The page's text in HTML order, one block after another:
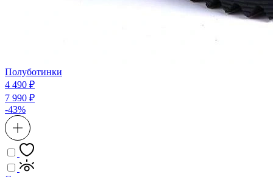
Полуботинки
4 490 ₽
7 990 ₽
-43%